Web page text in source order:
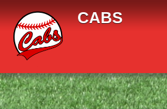
CABS